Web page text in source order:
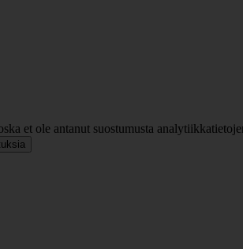
et ole antanut suostumusta